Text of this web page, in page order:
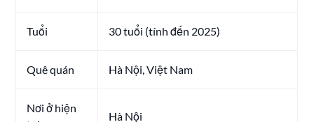
Tuổi 30 tuổi (tính đến 2025)
Quê quán Hà Nội, Việt Nam
Nơi ở hiện
Hà Nội